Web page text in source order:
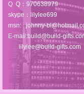
Q Q：970638979
skype：lilylee699
msn:johnny-
E-mail:build@build-
lilylee@build-gifts.com